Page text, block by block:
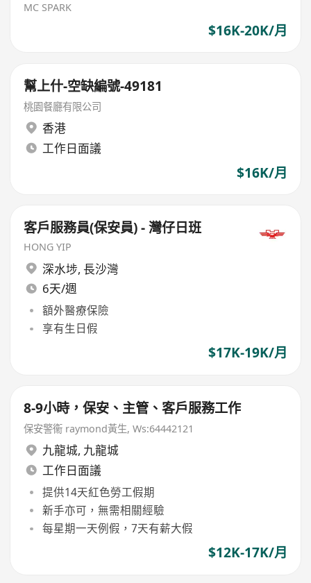
MC SPARK
$16K-20K/月
幫上什-空缺編號-49181
桃園餐廳有限公司
香港
工作日面議
$16K/月
客戶服務員(保安員) - 灣仔日班
HONG YIP
深水埗, 長沙灣
6天/週
額外醫療保險
享有生日假
$17K-19K/月
8-9小時，保安、主管、客戶服務工作
保安警衞 raymond黃生, Ws:64442121
九龍城, 九龍城
工作日面議
提供14天紅色勞工假期
新手亦可，無需相關經驗
每星期一天例假，7天有薪大假
$12K-17K/月